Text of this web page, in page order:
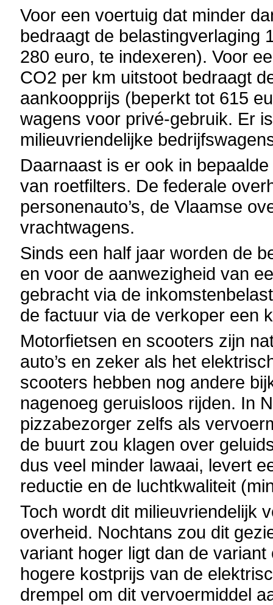
Voor een voertuig dat minder
bedraagt de belastingverlaging
280 euro, te indexeren). Voor
CO2 per km uitstoot bedraagt
aankoopprijs (beperkt tot 615
wagens voor privé-gebruik. Er
milieuvriendelijke
Daarnaast is er ook in
van roetfilters. De federale
personenauto’s, de Vlaamse
vrachtwagens.
Sinds een half jaar worden de
en voor de aanwezigheid van
gebracht via de
de factuur via de verkoper een
Motorfietsen en scooters zijn
auto’s en zeker als het
scooters hebben nog andere
nagenoeg geruisloos rijden. In
pizzabezorger zelfs als
de buurt zou klagen over
dus veel minder lawaai, levert
reductie en de luchtkwaliteit
Toch wordt dit milieuvriendelijk
overheid. Nochtans zou dit
variant hoger ligt dan de
hogere kostprijs van de
drempel om dit vervoermiddel